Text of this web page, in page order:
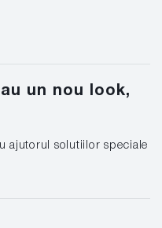
un nou look,
ajutorul solutiilor speciale